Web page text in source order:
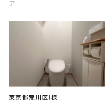
ア
東京都荒川区I様